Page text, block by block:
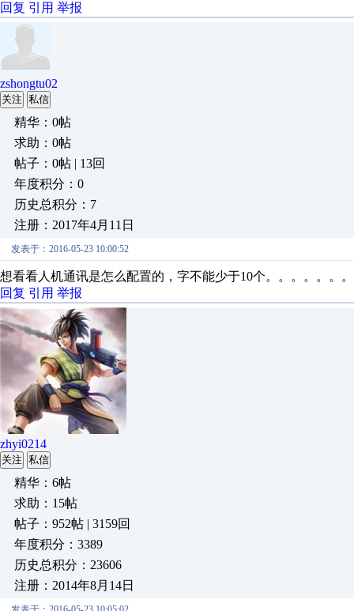
回复 引用 举报
zshongtu02
关注 私信
精华：0帖
求助：0帖
帖子：0帖 | 13回
年度积分：0
历史总积分：7
注册：2017年4月11日
发表于：2016-05-23 10:00:52
想看看人机通讯是怎么配置的，字不能少于10个。。。。。。。
回复 引用 举报
zhyi0214
关注 私信
精华：6帖
求助：15帖
帖子：952帖 | 3159回
年度积分：3389
历史总积分：23606
注册：2014年8月14日